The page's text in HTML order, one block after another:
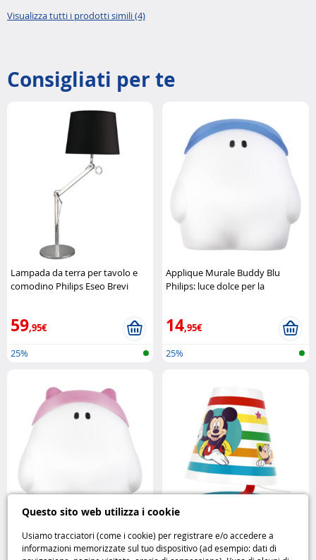
Questo sito web utilizza i cookie
Usiamo tracciatori (come i cookie) per registrare e/o accedere a
informazioni memorizzate sul tuo dispositivo (ad esempio: dati di
Visualizza tutti i prodotti simili (4)
Consigliati per te
Lampada da terra per tavolo e
comodino Philips Eseo Brevi
59,95€
25%
Applique Murale Buddy Blu
Philips: luce dolce per la
14,95€
25%
Applique Murale Buddy Rosa
Philips: luce dolce per la
Lampada da comodino “Mickey
Mouse” Philips Philips